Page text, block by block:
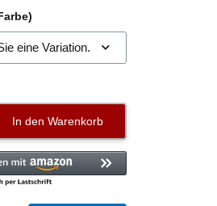
eine Variation.
In den Warenkorb